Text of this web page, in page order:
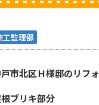
工監理部
市北区Ｈ様邸のリフ
ブリキ部分